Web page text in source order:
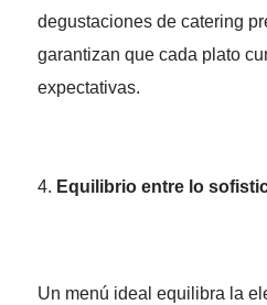
degustaciones de catering
garantizan que cada plato
expectativas.
Equilibrio entre lo
Un menú ideal equilibra la